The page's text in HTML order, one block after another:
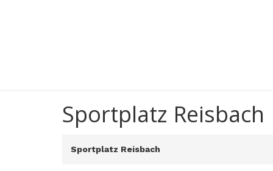
Sportplatz
Reisbach
Sportplatz Reisbach
Sportplatz Reisbach